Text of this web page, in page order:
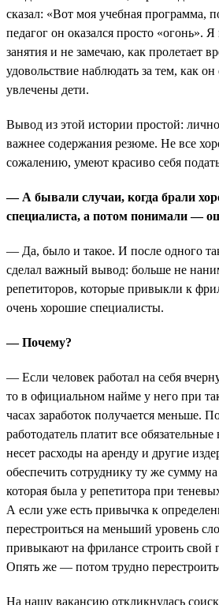
сказал: «Вот моя учебная программа,
педагог он оказался просто «огонь».
занятия и не замечаю, как пролетает
удовольствие наблюдать за тем, как он
увлечены дети.
Вывод из этой истории простой:
важнее содержания резюме. Не все
сожалению, умеют красиво себя
— А бывали случаи, когда брали
специалиста, а потом понимали —
— Да, было и такое. И после одного
сделал важный вывод: больше не
репетиторов, которые привыкли к
очень хорошие специалисты.
— Почему?
— Если человек работал на себя
то в официальном найме у него при
часах заработок получается меньше.
работодатель платит все
несет расходы на аренду и другие
обеспечить сотруднику ту же сумму
которая была у репетитора при
А если уже есть привычка к
перестроиться на меньший уровень
привыкают на фрилансе строить свой
Опять же — потом трудно
На нашу вакансию откликнулась